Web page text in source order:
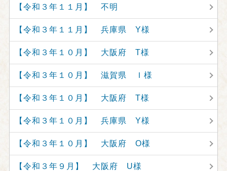
【令和３年１１月】 不明
【令和３年１１月】 兵庫県 Y様
【令和３年１０月】 大阪府 T様
【令和３年１０月】 滋賀県 Ｉ様
【令和３年１０月】 大阪府 T様
【令和３年１０月】 兵庫県 Y様
【令和３年１０月】 大阪府 O様
【令和３年９月】 大阪府 U様